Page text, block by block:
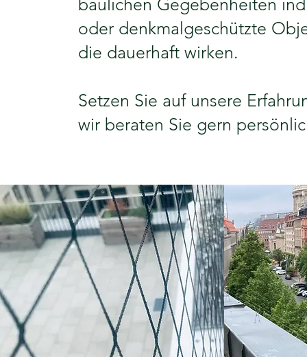
baulichen Gegebenheiten
oder denkmalgeschützte
die dauerhaft wirken.
Setzen Sie auf unsere
wir beraten Sie gern